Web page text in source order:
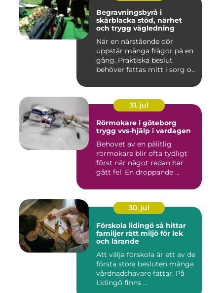
Begravningsbyrå i
skärblacka stöd, närhet
och trygg vägledning
När en närstående dör
uppstår många frågor på en
gång. Praktiska beslut
behöver fattas mitt i sorg o...
31. jul
Rörmokare i göteborg
trygg vvs-hjälp i vardagen
Behovet av en pålitlig
rörmokare blir ofta tydligt
först när något redan har
gått fel. En droppande ...
30. jul
Förskola lidingö så hittar
familjer rätt miljö för lek
och lärande
Att välja förskola är ett av de
första stora besluten många
vårdnadshavare fattar. På
Lidingö finns ...